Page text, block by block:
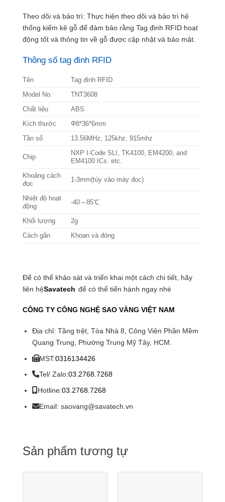
Theo dõi và bảo trì: Thực hiện theo dõi và bảo trì hệ
thống kiểm kê gỗ để đảm bảo rằng Tag đinh RFID hoạt
động tốt và thông tin về gỗ được cập nhật và bảo mật.
Thông số tag đinh RFID
Tên
Tag đinh RFID
Model No.
TNT3608
Chất liệu
ABS
Kích thước
Φ8*36*6mm
Tần số
13.56MHz, 125khz, 915mhz
Chip
NXP I-Code SLI, TK4100, EM4200, and
EM4100 ICs. etc.
Khoảng cách
đọc
1-3mm(tùy vào máy đọc)
Nhiệt độ hoạt
động
-40～85℃
Khối lượng
2g
Cách gắn
Khoan và đóng
Để có thể khảo sát và triển khai một cách chi tiết, hãy
liên hệSavatech để có thể tiến hành ngay nhé
CÔNG TY CÔNG NGHỆ SAO VÀNG VIỆT NAM
Địa chỉ: Tầng trệt, Tòa Nhà 8, Công Viên Phần Mềm
Quang Trung, Phường Trung Mỹ Tây, HCM.
MST:0316134426
Tel/ Zalo:03.2768.7268
Hotline:03.2768.7268
Email: saovang@savatech.vn
Sản phẩm tương tự